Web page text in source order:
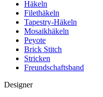
Häkeln
Filethäkeln
Tapestry-Häkeln
Mosaikhäkeln
Peyote
Brick Stitch
Stricken
Freundschaftsband
Designer